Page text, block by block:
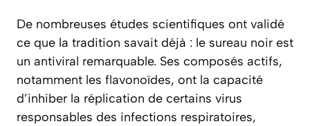
De nombreuses études scientifiques ont validé
ce que la tradition savait déjà : le sureau noir est
un antiviral remarquable. Ses composés actifs,
notamment les flavonoïdes, ont la capacité
d’inhiber la réplication de certains virus
responsables des infections respiratoires,